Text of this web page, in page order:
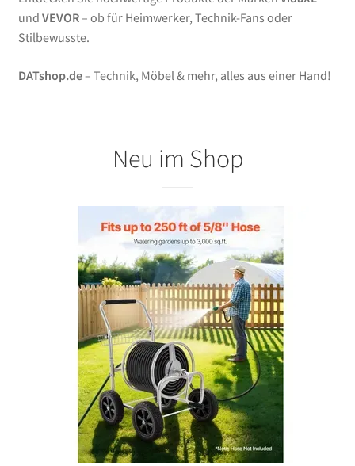
und VEVOR– ob für Heimwerker, Technik-Fans oder
Stilbewusste.
DATshop.de– Technik, Möbel & mehr, alles aus einer Hand!
Neu im Shop